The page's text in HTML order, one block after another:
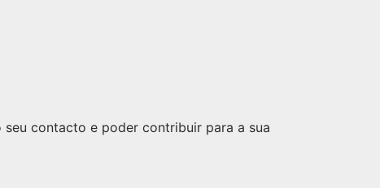
contacto e poder contribuir para a sua